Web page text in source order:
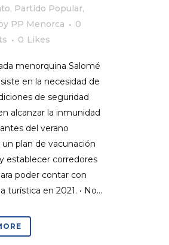
, Partido Popular,
PP Menorca
0
0 Likes
menorquina Salomé
en la necesidad de
de seguridad
alcanzar la inmunidad
del verano
plan de vacunación
establecer corredores
poder contar con
turística en 2021. • No...